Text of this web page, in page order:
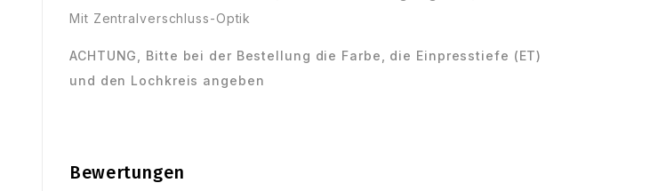
Mit Zentralverschluss-Optik
ACHTUNG, Bitte bei der Bestellung die Farbe, die Einpresstiefe (ET)
und den Lochkreis angeben
Bewertungen